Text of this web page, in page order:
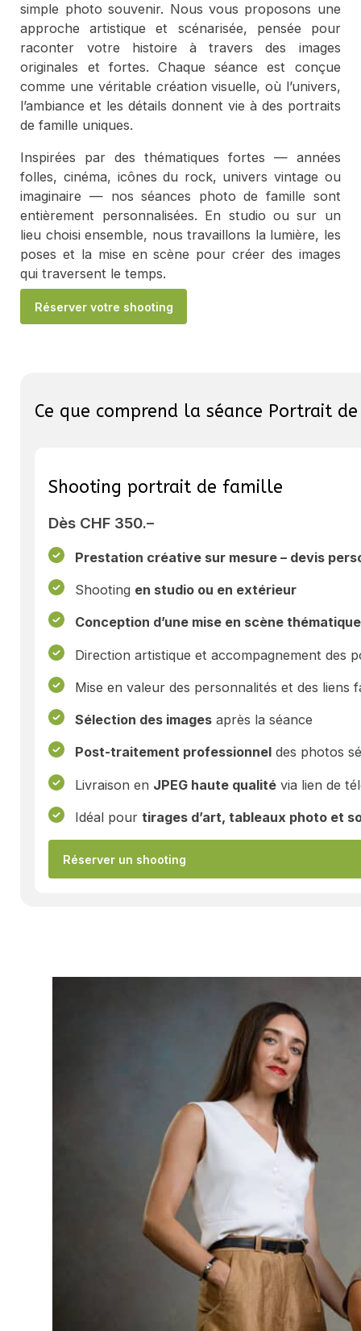
simple photo souvenir. Nous vous proposons une
approche artistique et scénarisée, pensée pour
raconter votre histoire à travers des images
originales et fortes. Chaque séance est conçue
comme une véritable création visuelle, où l’univers,
l’ambiance et les détails donnent vie à des portraits
de famille uniques.
Inspirées par des thématiques fortes — années
folles, cinéma, icônes du rock, univers vintage ou
imaginaire — nos séances photo de famille sont
entièrement personnalisées. En studio ou sur un
lieu choisi ensemble, nous travaillons la lumière, les
poses et la mise en scène pour créer des images
qui traversent le temps.
Réserver votre shooting
Ce que comprend la séance Portrait
Shooting portrait de famille
Dès CHF 350.–
Prestation créative sur mesure – devis
Shooting en studio ou en extérieur
Conception d’une mise en scène thématique
Direction artistique et accompagnement des
Mise en valeur des personnalités et des liens
Sélection des imagesaprès la séance
Post-traitement professionneldes photos
Livraison en JPEG haute qualitévia lien de
Idéal pour tirages d’art, tableaux photo et
Réserver un shooting